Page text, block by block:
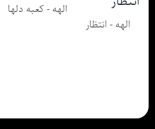
الهه - انتظار
الهه - کعبه دلها